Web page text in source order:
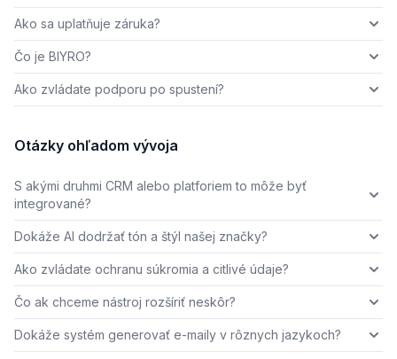
Ako sa uplatňuje záruka?
Čo je BIYRO?
Ako zvládate podporu po spustení?
Otázky ohľadom vývoja
S akými druhmi CRM alebo platforiem to môže byť
integrované?
Dokáže AI dodržať tón a štýl našej značky?
Ako zvládate ochranu súkromia a citlivé údaje?
Čo ak chceme nástroj rozšíriť neskôr?
Dokáže systém generovať e-maily v rôznych jazykoch?